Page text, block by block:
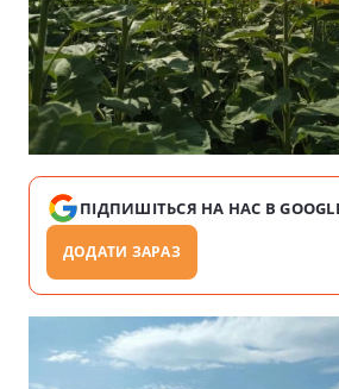
ПІДПИШІТЬСЯ НА НАС В
ДОДАТИ ЗАРАЗ